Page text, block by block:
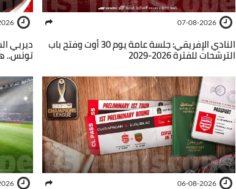
07-08-2026
النادي الإفريقي: جلسة عامة يوم 30 أوت وفتح باب
الترشحات للفترة 2026-2029
ديربي
تونس..
06-08-2026